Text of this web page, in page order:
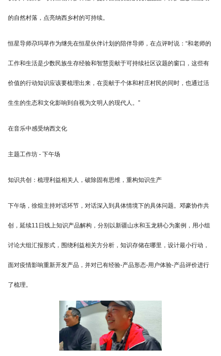
的自然村落，点亮纳西乡村的可持续。
恒星导师尕玛草作为继先在恒星伙伴计划的陪伴导师，在点评时说：“和老师的
工作和生活是少数民族生存经验和智慧贡献于可持续社区议题的窗口，这些有
价值的行动知识应该要梳理出来，在贡献于个体和村庄村民的同时，也通过活
生生的生态和文化影响到自视为文明人的现代人。”
在音乐中感受纳西文化
主题工作坊 - 下午场
知识共创：梳理利益相关人，破除固有思维，重构知识生产
下午场，徐煊主持对话环节，对话深入到具体情境下的具体问题。邓豪协作共
创，延续11日线上知识产品解构，分别以新疆山水和玉龙耕心为案例，用小组
讨论大组汇报形式，围绕利益相关方分析，知识存储在哪里，设计最小行动，
面对疫情影响重新开发产品，并对已有经验-产品形态-用户体验-产品评价进行
了梳理。